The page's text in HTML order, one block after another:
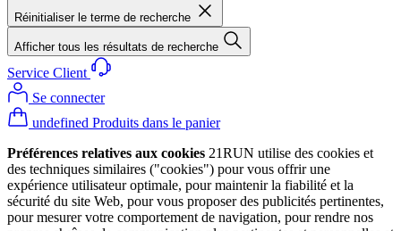
Réinitialiser le terme de recherche
Afficher tous les résultats de recherche
Service Client
Se connecter
undefined Produits dans le panier
Préférences relatives aux cookies 21RUN utilise des cookies et
des techniques similaires ("cookies") pour vous offrir une
expérience utilisateur optimale, pour maintenir la fiabilité et la
sécurité du site Web, pour vous proposer des publicités pertinentes,
pour mesurer votre comportement de navigation, pour rendre nos